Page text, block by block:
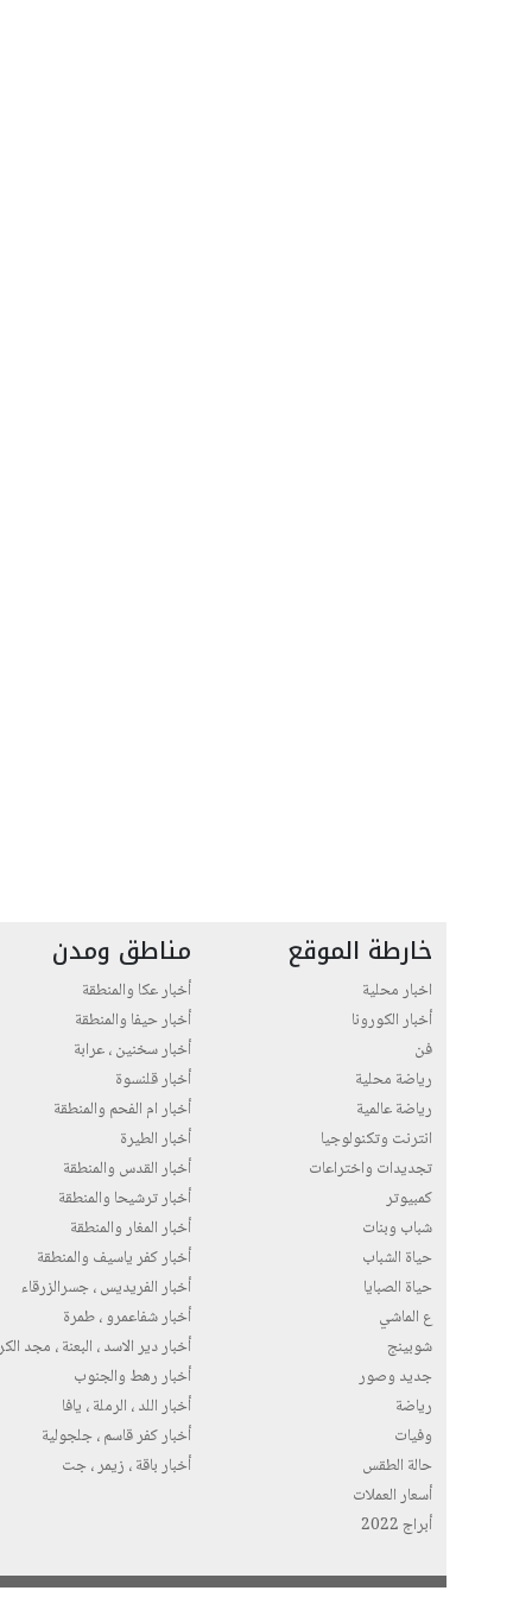
خارطة الموقع
اخبار محلية
أخبار الكورونا
فن
رياضة محلية
رياضة عالمية
انترنت وتكنولوجيا
تجديدات واختراعات
كمبيوتر
شباب وبنات
حياة الشباب
حياة الصبايا
ع الماشي
شوبينج
جديد وصور
رياضة
وفيات
حالة الطقس
أسعار العملات
أبراج 2022
مناطق ومدن
أخبار عكا والمنطقة
أخبار حيفا والمنطقة
أخبار سخنين ، عرابة
أخبار قلنسوة
أخبار ام الفحم والمنطقة
أخبار الطيرة
أخبار القدس والمنطقة
أخبار ترشيحا والمنطقة
أخبار المغار والمنطقة
أخبار كفر ياسيف والمنطقة
أخبار الفريديس ، جسرالزرقاء
أخبار شفاعمرو ، طمرة
أخبار دير الاسد ، البعنة ، مجد
أخبار رهط والجنوب
أخبار اللد ، الرملة ، يافا
أخبار كفر قاسم ، جلجولية
أخبار باقة ، زيمر ، جت